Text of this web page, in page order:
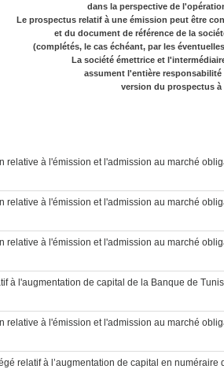
dans la perspective de
Le prospectus relatif à une émission peut être
et du document de référence de la
(complétés, le cas échéant, par les
La société émettrice et
assument l'entière
version du prospectus à
relative à l'émission et l'admission au marché
relative à l'émission et l'admission au marché
relative à l'émission et l'admission au marché
à l'augmentation de capital de la Banque de
relative à l'émission et l'admission au marché
relatif à l’augmentation de capital en